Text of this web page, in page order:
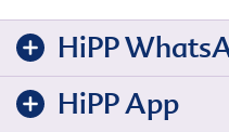
HiPP
HiPP App